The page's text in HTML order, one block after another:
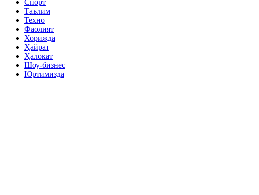
Спорт
Таълим
Техно
Фаолият
Хорижда
Ҳайрат
Ҳалокат
Шоу-бизнес
Юртимизда